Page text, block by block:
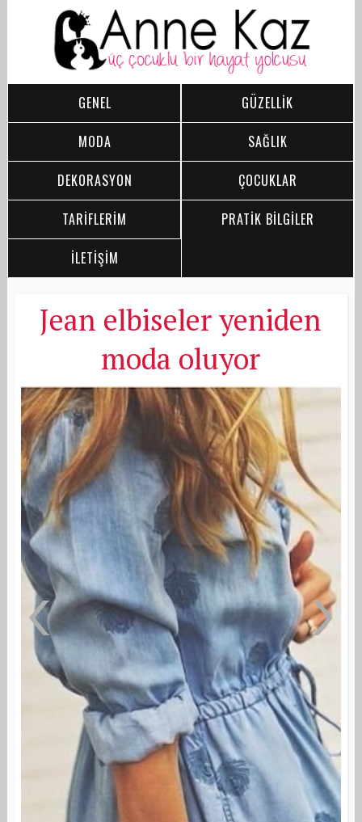
GENEL
GÜZELLİK
MODA
SAĞLIK
DEKORASYON
ÇOCUKLAR
TARİFLERİM
PRATİK BİLGİLER
İLETİŞİM
Jean elbiseler yeniden
moda oluyor